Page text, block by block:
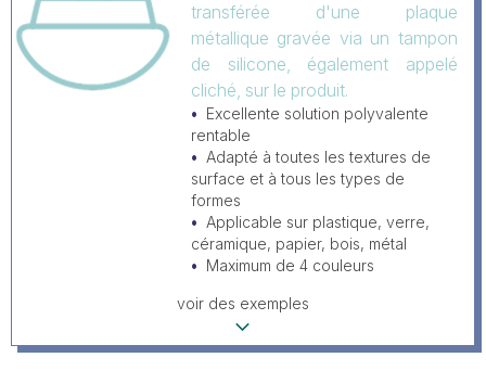
transférée d'une plaque
métallique gravée via un tampon
de silicone, également appelé
cliché, sur le produit.
Excellente solution polyvalente
rentable
Adapté à toutes les textures de
surface et à tous les types de
formes
Applicable sur plastique, verre,
céramique, papier, bois, métal
Maximum de 4 couleurs
voir des exemples